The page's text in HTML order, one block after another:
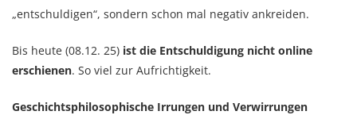
„entschuldigen“, sondern schon mal negativ ankreiden.
Bis heute (08.12. 25) ist die Entschuldigung nicht online
erschienen. So viel zur Aufrichtigkeit.
Geschichtsphilosophische Irrungen und Verwirrungen